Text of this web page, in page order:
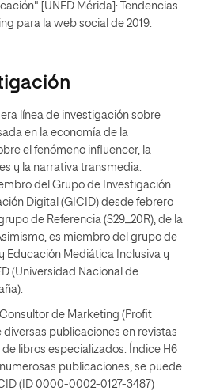
[UNED Mérida]: Tendencias
para la web social de 2019.
línea de investigación sobre
en la economía de la
el fenómeno influencer, la
y la narrativa transmedia.
del Grupo de Investigación
Digital (GICID) desde febrero
de Referencia (S29_20R), de la
es miembro del grupo de
Educación Mediática Inclusiva y
(Universidad Nacional de
de Marketing (Profit
diversas publicaciones en revistas
libros especializados. Índice H6
publicaciones, se puede
(ID 0000-0002-0127-3487)